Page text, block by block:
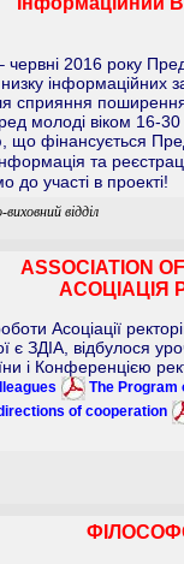
2016 року
інформаційних
сприяння
молоді віком 16-
що фінансується
та
до участі в проекті!
відділ
ASSOCIATION
АСОЦІАЦІЯ
Асоціації
є ЗДІА, відбулося
і Конференцією
The Program
of cooperation